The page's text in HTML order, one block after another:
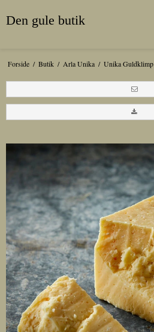
Den gule butik
Forside / Butik / Arla Unika / Unika Guldklimp